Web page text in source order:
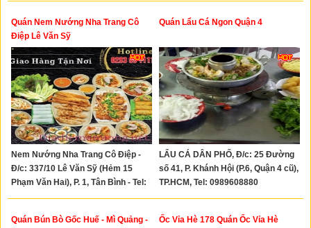
Quán Nem Nướng Nha Trang Cô
Điệp Lê Văn Sỹ
Nem Nướng Nha Trang Cô Điệp -
Đ/c: 337/10 Lê Văn Sỹ (Hẻm 15
Phạm Văn Hai), P. 1, Tân Bình - Tel:
0933225367
Quán Lẩu Cá Ngon Quận 4
LẨU CÁ DÂN PHỐ, Đ/c: 25 Đường
số 41, P. Khánh Hội (P.6, Quận 4 cũ),
TP.HCM, Tel: 0989608880
Quán Bún Bò Gốc Huế - Mì Quảng - Ốc Vỉa Hè 178 Quán Ốc Vỉa Hè